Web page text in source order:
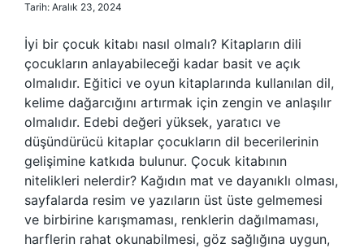
Tarih: Aralık 23, 2024
İyi bir çocuk kitabı nasıl olmalı? Kitapların dili
çocukların anlayabileceği kadar basit ve açık
olmalıdır. Eğitici ve oyun kitaplarında kullanılan dil,
kelime dağarcığını artırmak için zengin ve anlaşılır
olmalıdır. Edebi değeri yüksek, yaratıcı ve
düşündürücü kitaplar çocukların dil becerilerinin
gelişimine katkıda bulunur. Çocuk kitabının
nitelikleri nelerdir? Kağıdın mat ve dayanıklı olması,
sayfalarda resim ve yazıların üst üste gelmemesi
ve birbirine karışmaması, renklerin dağılmaması,
harflerin rahat okunabilmesi, göz sağlığına uygun,